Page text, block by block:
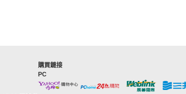
購買鏈接
PC